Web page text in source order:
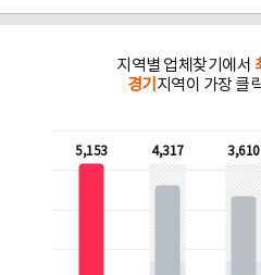
지역별 업체찾기에서
경기 지역이 가장 클
5,153 4,317 3,610